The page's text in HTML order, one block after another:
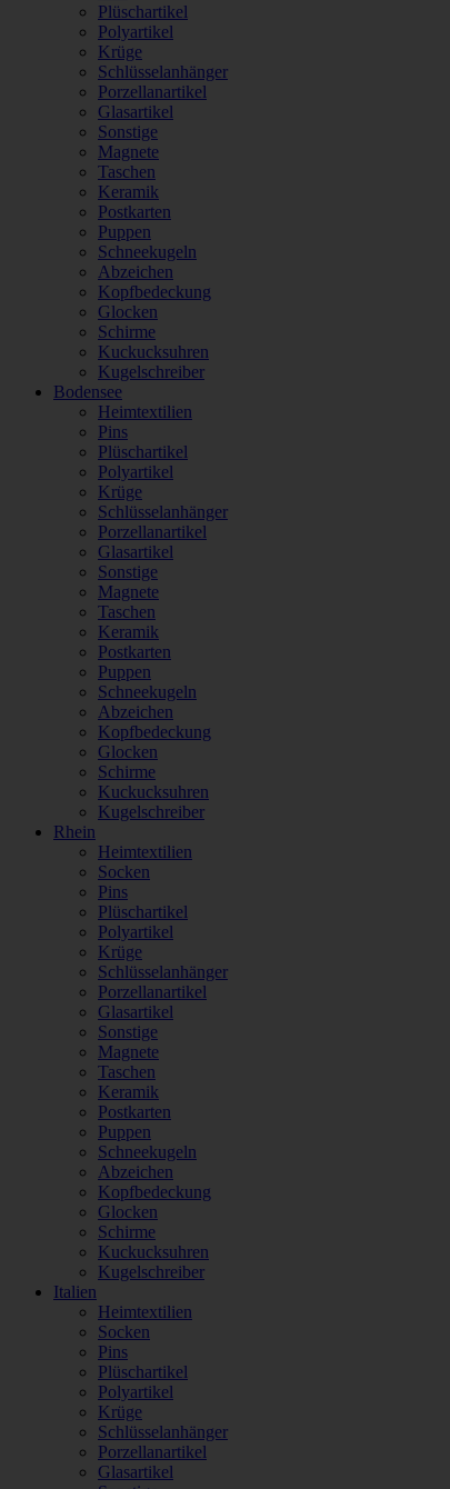
Plüschartikel
Polyartikel
Krüge
Schlüsselanhänger
Porzellanartikel
Glasartikel
Sonstige
Magnete
Taschen
Keramik
Postkarten
Puppen
Schneekugeln
Abzeichen
Kopfbedeckung
Glocken
Schirme
Kuckucksuhren
Kugelschreiber
Bodensee
Heimtextilien
Pins
Plüschartikel
Polyartikel
Krüge
Schlüsselanhänger
Porzellanartikel
Glasartikel
Sonstige
Magnete
Taschen
Keramik
Postkarten
Puppen
Schneekugeln
Abzeichen
Kopfbedeckung
Glocken
Schirme
Kuckucksuhren
Kugelschreiber
Rhein
Heimtextilien
Socken
Pins
Plüschartikel
Polyartikel
Krüge
Schlüsselanhänger
Porzellanartikel
Glasartikel
Sonstige
Magnete
Taschen
Keramik
Postkarten
Puppen
Schneekugeln
Abzeichen
Kopfbedeckung
Glocken
Schirme
Kuckucksuhren
Kugelschreiber
Italien
Heimtextilien
Socken
Pins
Plüschartikel
Polyartikel
Krüge
Schlüsselanhänger
Porzellanartikel
Glasartikel